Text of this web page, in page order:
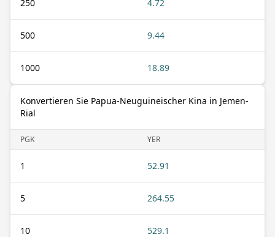
250 4.72
500 9.44
1000 18.89
Konvertieren Sie Papua-Neuguineischer Kina in Jemen-
Rial
PGK YER
1 52.91
5 264.55
10 529.1